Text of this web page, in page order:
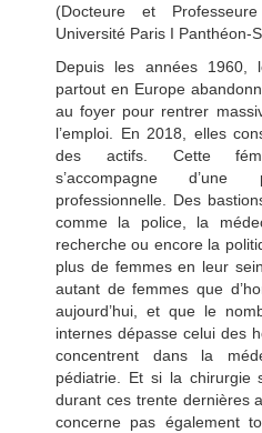
(Docteure et
Université Paris I Panthéon-
Depuis les années 1960,
partout en Europe
au foyer pour rentrer
l’emploi. En 2018, elles
des actifs. Cette
s’accompagne
professionnelle. Des
comme la police, la
recherche ou encore la
plus de femmes en leur
autant de femmes que
aujourd’hui, et que le
internes dépasse celui des
concentrent dans la
pédiatrie. Et si la chirurgie
durant ces trente dernières
concerne pas également